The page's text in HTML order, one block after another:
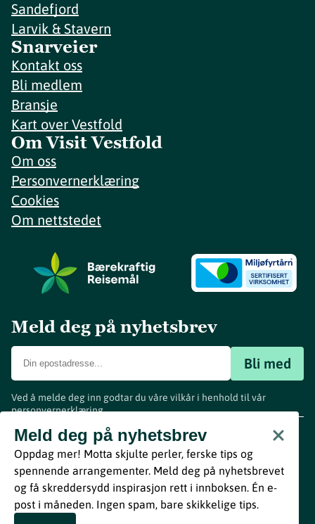
Sandefjord
Larvik & Stavern
Snarveier
Kontakt oss
Bli medlem
Bransje
Kart over Vestfold
Om Visit Vestfold
Om oss
Personvernerklæring
Cookies
Om nettstedet
Meld deg på nyhetsbrev
Bli med
Ved å melde deg inn godtar du våre vilkår i henhold til vår
personvernerklæring.
Meld deg på nyhetsbrev
Oppdag mer! Motta skjulte perler, ferske tips og
spennende arrangementer. Meld deg på nyhetsbrevet
og få skreddersydd inspirasjon rett i innboksen. Én e-
post i måneden. Ingen spam, bare skikkelige tips.
www.visitvestfold.com
Turistinformasjon
Vestfold Fylkeskommune
ByBreakfast